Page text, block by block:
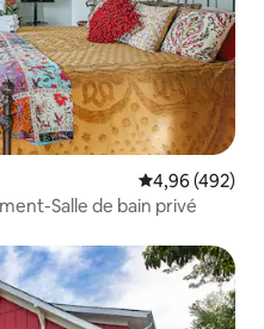
Évaluation
4,96 (492)
Salle de bain privé
appréciés